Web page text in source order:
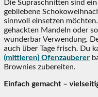
Die Supraschnitten sind
gebliebene
sinnvoll einsetzen
gehackten Mandeln oder
wunderbar Verwendung.
auch über Tage frisch. Du
(mittleren) Ofenzauberer
Brownies zubereiten.
Einfach gemacht –